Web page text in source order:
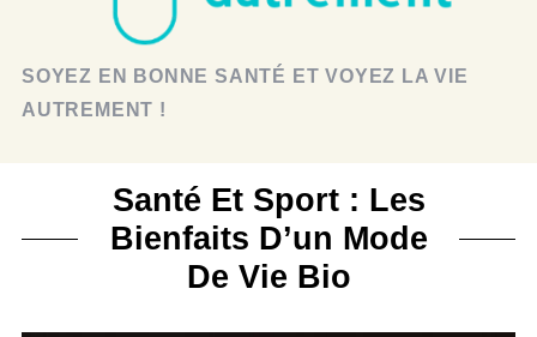
SOYEZ EN BONNE SANTÉ ET VOYEZ LA VIE
AUTREMENT !
Santé Et Sport : Les
Bienfaits D’un Mode
De Vie Bio